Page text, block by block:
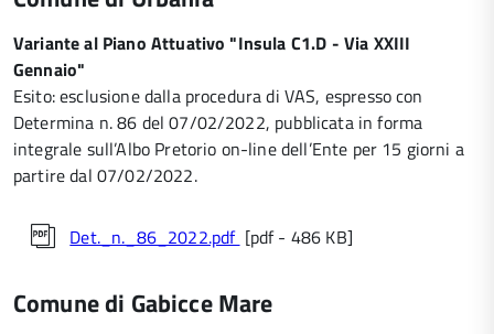
Variante al Piano Attuativo "Insula C1.D - Via XXIII
Gennaio"
Esito: esclusione dalla procedura di VAS, espresso con
Determina n. 86 del 07/02/2022, pubblicata in forma
integrale sull’Albo Pretorio on-line dell’Ente per 15 giorni a
partire dal 07/02/2022.
Det._n._86_2022.pdf [pdf - 486 KB]
Comune di Gabicce Mare